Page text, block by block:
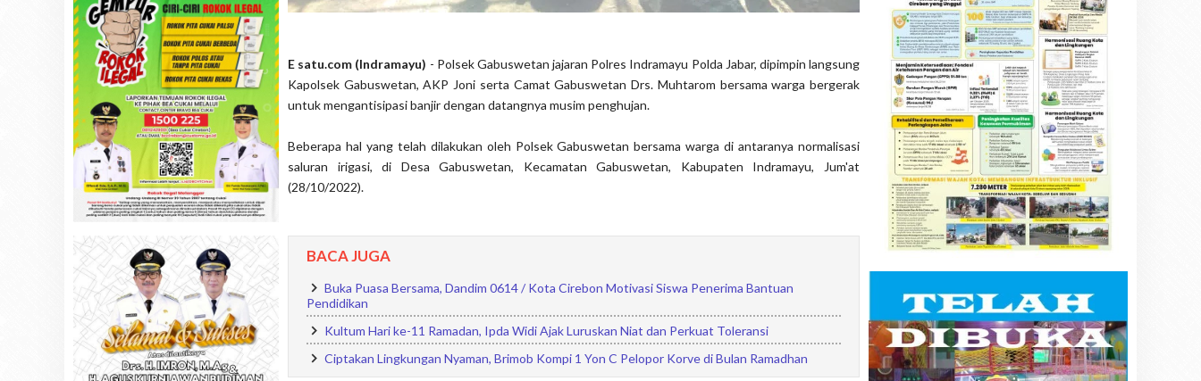
E satu.com (Indramayu) - Polsek Gabuswetan jajaran Polres Indramayu Polda Jabar, dipimpin langsung
Kapolsek Gabuswetan, AKP Joni serta Camat Gabuswetan Drs. Muhtarom bersama warga bergerak
untuk mengantisipasi banjir dengan datangnya musim penghujan.
Beberapa hal yang telah dilakukan oleh Polsek Gabuswetan bersama warga di antaranya normalisasi
saluran irigasi, di Desa Gabuswetan, Kecamatan Gabuswetan, Kabupaten Indramayu, Jum'at
(28/10/2022).
BACA JUGA
Buka Puasa Bersama, Dandim 0614 / Kota Cirebon Motivasi Siswa Penerima Bantuan
Pendidikan
Kultum Hari ke-11 Ramadan, Ipda Widi Ajak Luruskan Niat dan Perkuat Toleransi
Ciptakan Lingkungan Nyaman, Brimob Kompi 1 Yon C Pelopor Korve di Bulan Ramadhan